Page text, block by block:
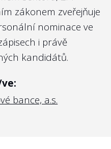
nebo
o firmy 100%
lze říct, že všichni
státních firem, pak
proč alespoň v
zákonem zveřejňuje
nominace ve
i právě
kandidátů.
bance, a.s.